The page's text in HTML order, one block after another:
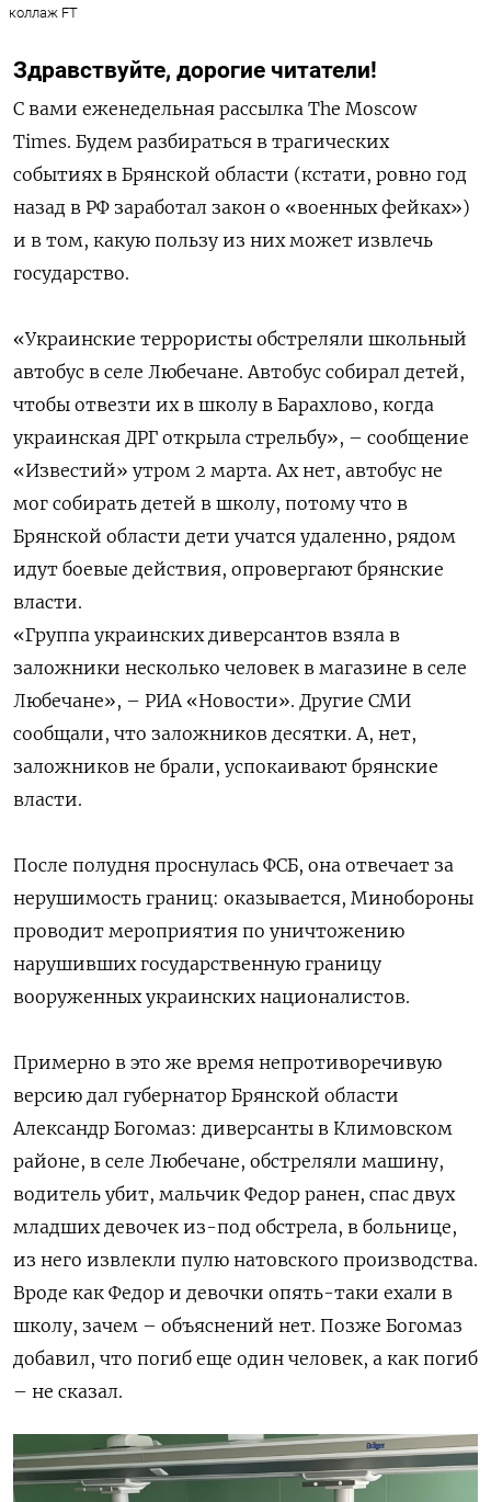
коллаж FT
Здравствуйте, дорогие читатели!
С вами еженедельная рассылка The Moscow
Times. Будем разбираться в трагических
событиях в Брянской области (кстати, ровно год
назад в РФ заработал закон о «военных фейках»)
и в том, какую пользу из них может извлечь
государство.
«Украинские террористы обстреляли школьный
автобус в селе Любечане. Автобус собирал детей,
чтобы отвезти их в школу в Барахлово, когда
украинская ДРГ открыла стрельбу», – сообщение
«Известий» утром 2 марта. Ах нет, автобус не
мог собирать детей в школу, потому что в
Брянской области дети учатся удаленно, рядом
идут боевые действия, опровергают брянские
власти.
«Группа украинских диверсантов взяла в
заложники несколько человек в магазине в селе
Любечане», – РИА «Новости». Другие СМИ
сообщали, что заложников десятки. А, нет,
заложников не брали, успокаивают брянские
власти.
После полудня проснулась ФСБ, она отвечает за
нерушимость границ: оказывается, Минобороны
проводит мероприятия по уничтожению
нарушивших государственную границу
вооруженных украинских националистов.
Примерно в это же время непротиворечивую
версию дал губернатор Брянской области
Александр Богомаз: диверсанты в Климовском
районе, в селе Любечане, обстреляли машину,
водитель убит, мальчик Федор ранен, спас двух
младших девочек из-под обстрела, в больнице,
из него извлекли пулю натовского производства.
Вроде как Федор и девочки опять-таки ехали в
школу, зачем – объяснений нет. Позже Богомаз
добавил, что погиб еще один человек, а как погиб
– не сказал.